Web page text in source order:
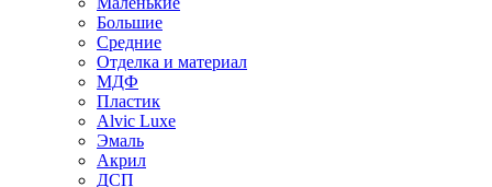
Большие
Средние
Отделка и материал
МДФ
Пластик
Alvic Luxe
Эмаль
Акрил
ДСП